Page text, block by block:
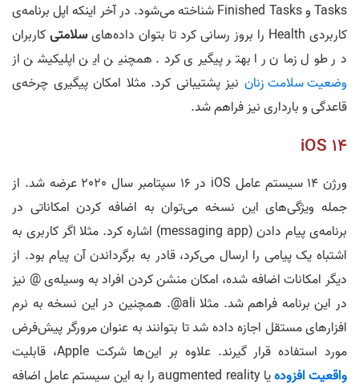
Tasks و Finished Tasks شناخته می‌شود. در آخر اینکه اپل برنامه‌ی
کاربردی Health را بروز رسانی کرد تا بتوان داده‌های
سلامتیکاربران
در طول زمان را بهتر پیگیری کرد. همچنین این اپلیکیشن از
وضعیت سلامت زنان نیز پشتیبانی کرد. مثلا امکان پیگیری چرخه‌ی
قاعدگی و بارداری نیز فراهم شد.
iOS 14
ورژن 14 سیستم عامل iOS در 16 سپتامبر سال 2020 عرضه شد. از
جمله ویژگی‌های این نسخه می‌توان به اضافه کردن امکاناتی در
برنامه‌ی پیام دادن (messaging app) اشاره کرد. مثلا اگر کاربری به
اشتباه یک پیامی را ارسال می‌کرد، قادر به برگرداندن آن پیام بود. از
دیگر امکانات اضافه شده، امکان منشن کردن افراد به وسیله‌ی @ نیز
در این برنامه فراهم شد. مثلا ali@. همچنین در این نسخه به نرم
افزار‌های مستقل اجازه داده شد تا بتوانند به عنوان مرورگر پیش‌فرض
مورد استفاده قرار گیرند. علاوه بر این‌ها شرکت Apple، قابلیت
واقعیت افزوده
یا augmented reality را به این سیستم عامل اضافه